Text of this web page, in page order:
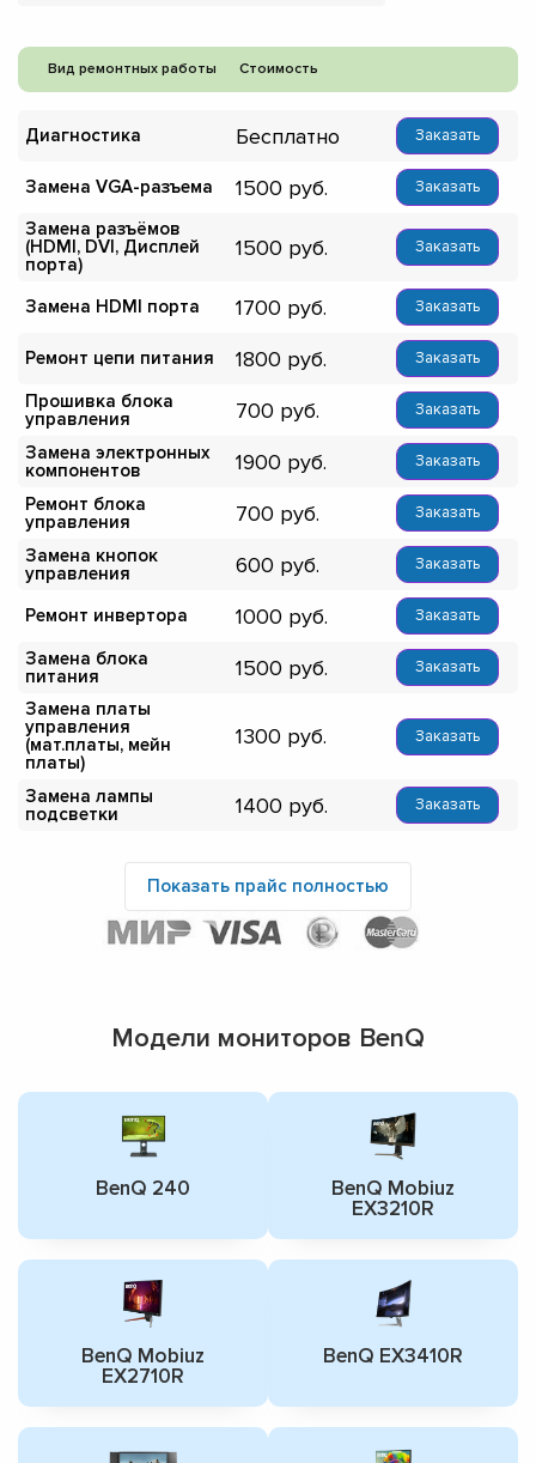
Вид ремонтных работы Стоимость
Диагностика Бесплатно Заказать
Замена VGA-разъема 1500 Заказать
Замена разъёмов
(HDMI, DVI, Дисплей
порта)
1500 Заказать
Замена HDMI порта 1700 Заказать
Ремонт цепи питания 1800 Заказать
Прошивка блока
управления
700 Заказать
Замена электронных
компонентов
1900 Заказать
Ремонт блока
управления
700 Заказать
Замена кнопок
управления
600 Заказать
Ремонт инвертора 1000 Заказать
Замена блока
питания
1500 Заказать
Замена платы
управления
(мат.платы, мейн
платы)
1300 Заказать
Замена лампы
подсветки
1400 Заказать
Показать прайс полностью
Модели мониторов BenQ
BenQ 240
BenQ Mobiuz
EX3210R
BenQ Mobiuz
EX2710R
BenQ EX3410R